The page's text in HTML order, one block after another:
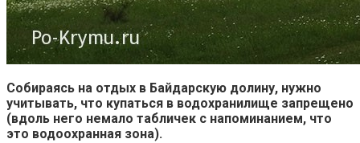
Собираясь на отдых в Байдарскую долину, нужно
учитывать, что купаться в водохранилище запрещено
(вдоль него немало табличек с напоминанием, что
это водоохранная зона).